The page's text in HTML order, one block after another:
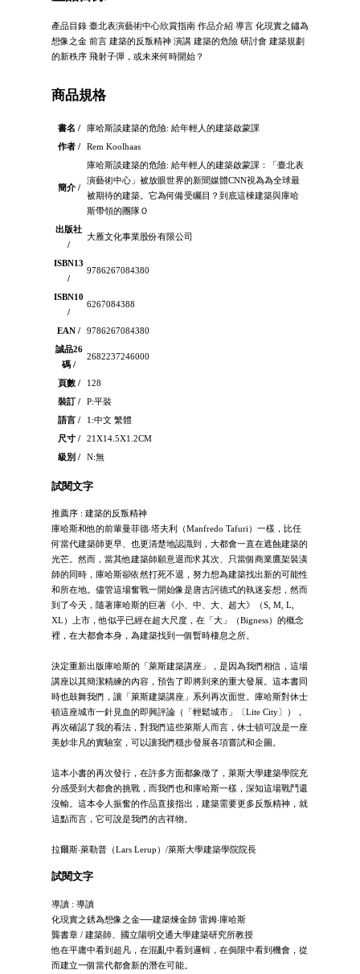
產品目錄 臺北表演藝術中心欣賞指南 作品介紹 導言 化現實之鏽為
想像之金 前言 建築的反叛精神 演講 建築的危險 研討會 建築規劃
的新秩序 飛射子彈，或未來何時開始？
商品規格
書名 /
庫哈斯談建築的危險: 給年輕人的建築啟蒙課
作者 /
Rem Koolhaas
簡介 /
庫哈斯談建築的危險: 給年輕人的建築啟蒙課：「臺北表
演藝術中心」被放眼世界的新聞媒體CNN視為為全球最
被期待的建築。它為何備受矚目？到底這棟建築與庫哈
斯帶領的團隊Ｏ
出版社
/
大雁文化事業股份有限公司
ISBN13
/
9786267084380
ISBN10
/
6267084388
EAN /
9786267084380
誠品26
碼 /
2682237246000
頁數 /
128
裝訂 /
P:平裝
語言 /
1:中文 繁體
尺寸 /
21X14.5X1.2CM
級別 /
N:無
試閱文字
推薦序 : 建築的反叛精神
庫哈斯和他的前輩曼菲德‧塔夫利（Manfredo Tafuri）一樣，比任
何當代建築師更早、也更清楚地認識到，大都會一直在遮蝕建築的
光芒。然而，當其他建築師願意退而求其次、只當個商業鷹架裝潢
師的同時，庫哈斯卻依然打死不退，努力想為建築找出新的可能性
和所在地。儘管這場奮戰一開始像是唐吉訶德式的執迷妄想，然而
到了今天，隨著庫哈斯的巨著《小、中、大、超大》（S, M, L,
XL）上市，他似乎已經在超大尺度，在「大」（Bigness）的概念
裡，在大都會本身，為建築找到一個暫時棲息之所。
決定重新出版庫哈斯的「萊斯建築講座」，是因為我們相信，這場
講座以其簡潔精練的內容，預告了即將到來的重大發展。這本書同
時也鼓舞我們，讓「萊斯建築講座」系列再次面世。庫哈斯對休士
頓這座城市一針見血的即興評論（「輕鬆城市」〔Lite City〕），
再次確認了我的看法，對我們這些萊斯人而言，休士頓可說是一座
美妙非凡的實驗室，可以讓我們穩步發展各項嘗試和企圖。
這本小書的再次發行，在許多方面都象徵了，萊斯大學建築學院充
分感受到大都會的挑戰，而我們也和庫哈斯一樣，深知這場戰鬥還
沒輸。這本令人振奮的作品直接指出，建築需要更多反叛精神，就
這點而言，它可說是我們的吉祥物。
拉爾斯‧萊勒普（Lars Lerup）/萊斯大學建築學院院長
試閱文字
導讀 : 導讀
化現實之銹為想像之金──建築煉金師 雷姆‧庫哈斯
龔書章 / 建築師、國立陽明交通大學建築研究所教授
他在平庸中看到超凡，在混亂中看到邏輯，在侷限中看到機會，從
而建立一個當代都會新的潛在可能。